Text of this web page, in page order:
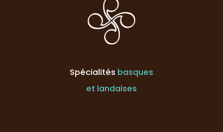
Spécialités basques
et landaises